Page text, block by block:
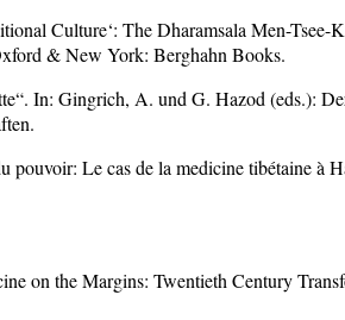
Culture‘: The Dharamsala Men-
& New York: Berghahn Books.
In: Gingrich, A. und G. Hazod (eds.):
pouvoir: Le cas de la medicine tibétaine à
on the Margins: Twentieth Century